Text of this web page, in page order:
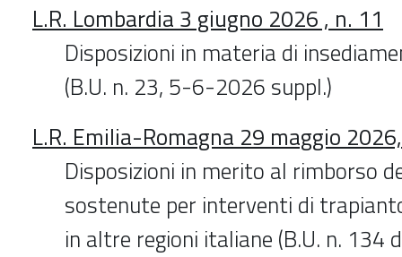
L.R. Lombardia 3 giugno 2026 , n. 11
Disposizioni in materia di
(B.U. n. 23, 5-6-2026 suppl.)
L.R. Emilia-Romagna 29 maggio
Disposizioni in merito al rimborso
sostenute per interventi di
in altre regioni italiane (B.U. n.